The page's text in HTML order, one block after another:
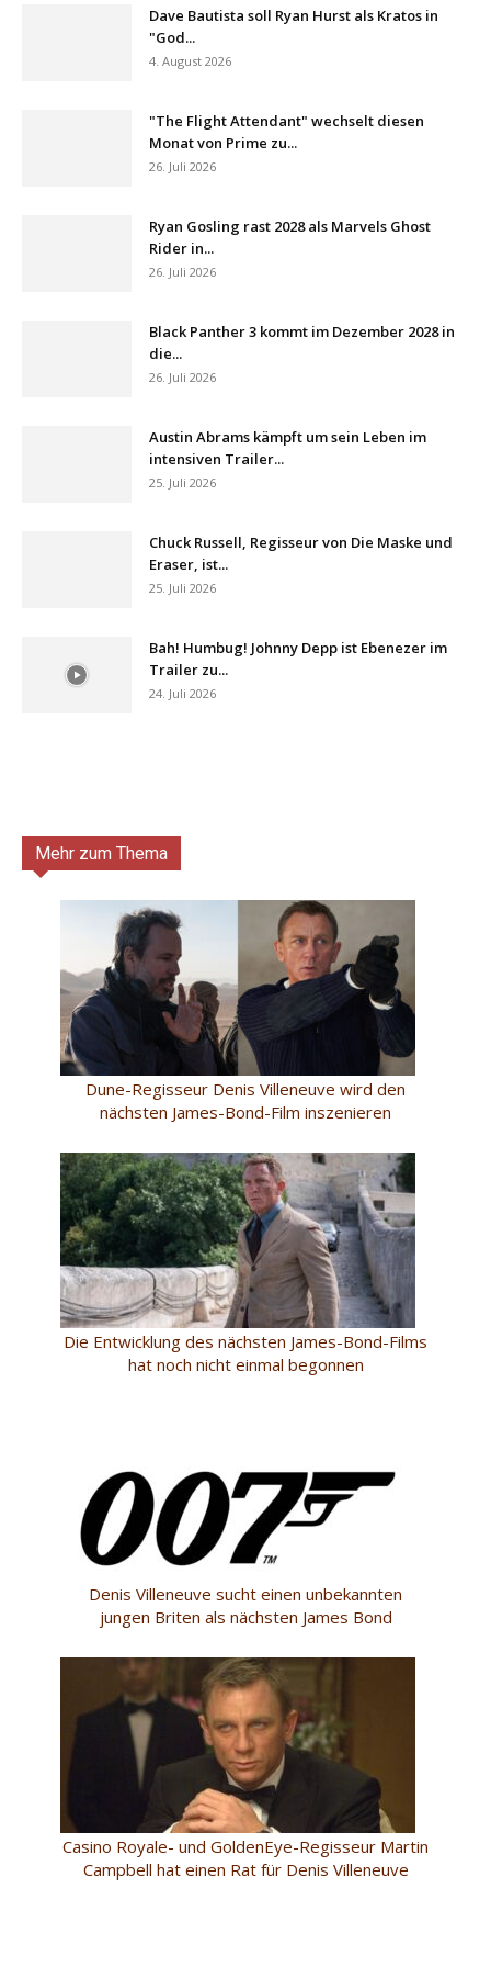
Dave Bautista soll Ryan Hurst als Kratos in
"God...
4. August 2026
"The Flight Attendant" wechselt diesen
Monat von Prime zu...
26. Juli 2026
Ryan Gosling rast 2028 als Marvels Ghost
Rider in...
26. Juli 2026
Black Panther 3 kommt im Dezember 2028 in
die...
26. Juli 2026
Austin Abrams kämpft um sein Leben im
intensiven Trailer...
25. Juli 2026
Chuck Russell, Regisseur von Die Maske und
Eraser, ist...
25. Juli 2026
Bah! Humbug! Johnny Depp ist Ebenezer im
Trailer zu...
24. Juli 2026
Mehr zum Thema
Dune-Regisseur Denis Villeneuve wird den
nächsten James-Bond-Film inszenieren
Die Entwicklung des nächsten James-Bond-Films
hat noch nicht einmal begonnen
Denis Villeneuve sucht einen unbekannten
jungen Briten als nächsten James Bond
Casino Royale- und GoldenEye-Regisseur Martin
Campbell hat einen Rat für Denis Villeneuve